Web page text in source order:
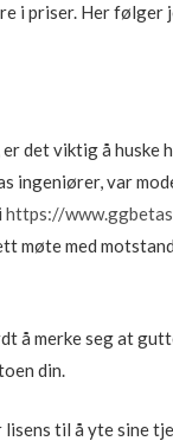
i priser. Her
det viktig å
var
https://
med
å merke seg at
din.
til å yte sine